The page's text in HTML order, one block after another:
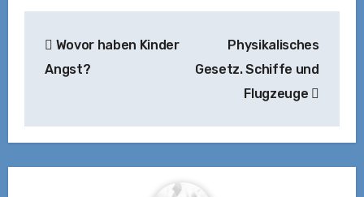
Wovor haben Kinder
Angst?
Physikalisches
Gesetz. Schiffe und
Flugzeuge